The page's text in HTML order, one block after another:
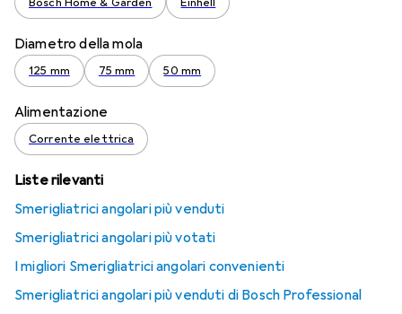
Diametro della mola
125 mm 75 mm 50 mm
Alimentazione
Corrente elettrica
Liste rilevanti
Smerigliatrici angolari più venduti
Smerigliatrici angolari più votati
I migliori Smerigliatrici angolari convenienti
Smerigliatrici angolari più venduti di Bosch Professional